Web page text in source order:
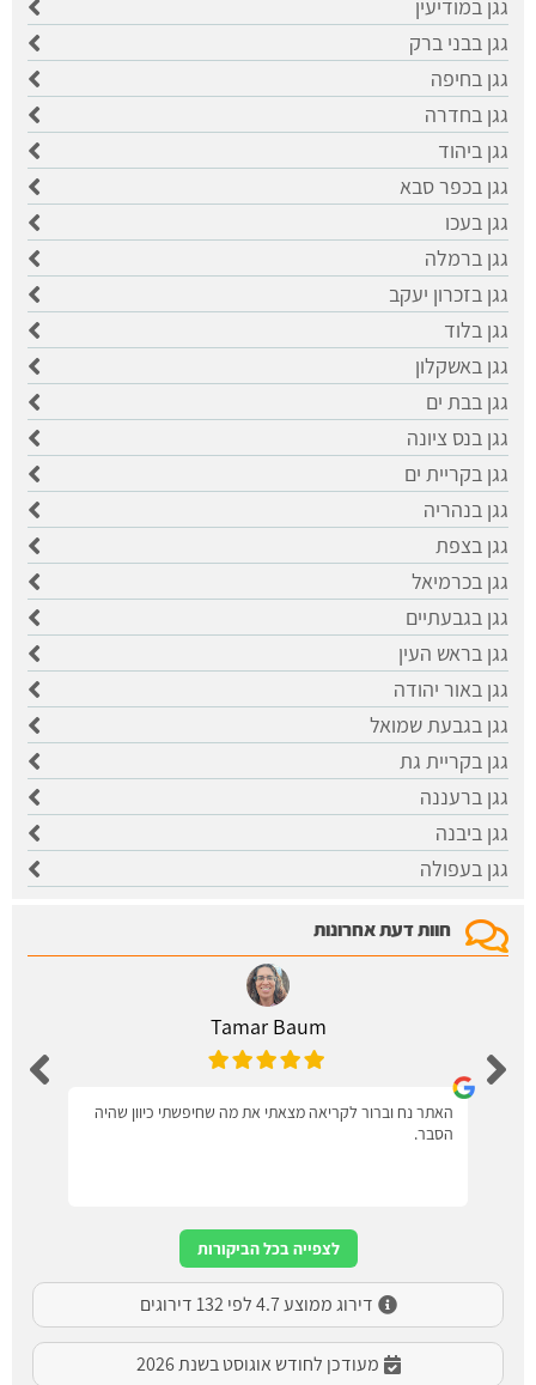
גגן במודיעין
גגן בבני ברק
גגן בחיפה
גגן בחדרה
גגן ביהוד
גגן בכפר סבא
גגן בעכו
גגן ברמלה
גגן בזכרון יעקב
גגן בלוד
גגן באשקלון
גגן בבת ים
גגן בנס ציונה
גגן בקריית ים
גגן בנהריה
גגן בצפת
גגן בכרמיאל
גגן בגבעתיים
גגן בראש העין
גגן באור יהודה
גגן בגבעת שמואל
גגן בקריית גת
גגן ברעננה
גגן ביבנה
גגן בעפולה
חוות דעת אחרונות
Tamar Baum
האתר נח וברור לקריאה מצאתי את מה שחיפשתי כיוון שהיה
הסבר.
לצפייה בכל הביקורות
דירוג ממוצע 4.7 לפי 132 דירוגים
מעודכן לחודש אוגוסט בשנת 2026